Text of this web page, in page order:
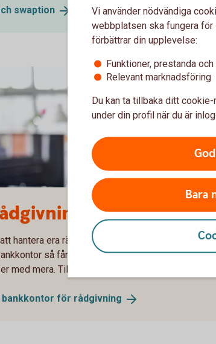
swaption
hantera era ränterisker och skydda er mot
så får ni träffa någon av våra
med mera. Tillsammans hittar vi den lösning som
för rådgivning
Vi använder nödvändiga
webbplatsen ska fungera för
förbättrar din upplevelse:
Funktioner, prestanda
Relevant marknadsföring
Du kan ta tillbaka ditt
under din profil när du är
Bara